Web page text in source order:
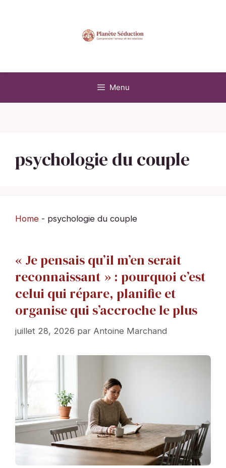
Menu
psychologie du couple
Home - psychologie du couple
« Je pensais qu’il m’en serait
reconnaissant » : pourquoi c’est
celui qui répare, planifie et
organise qui s’accroche le plus
juillet 28, 2026 par Antoine Marchand